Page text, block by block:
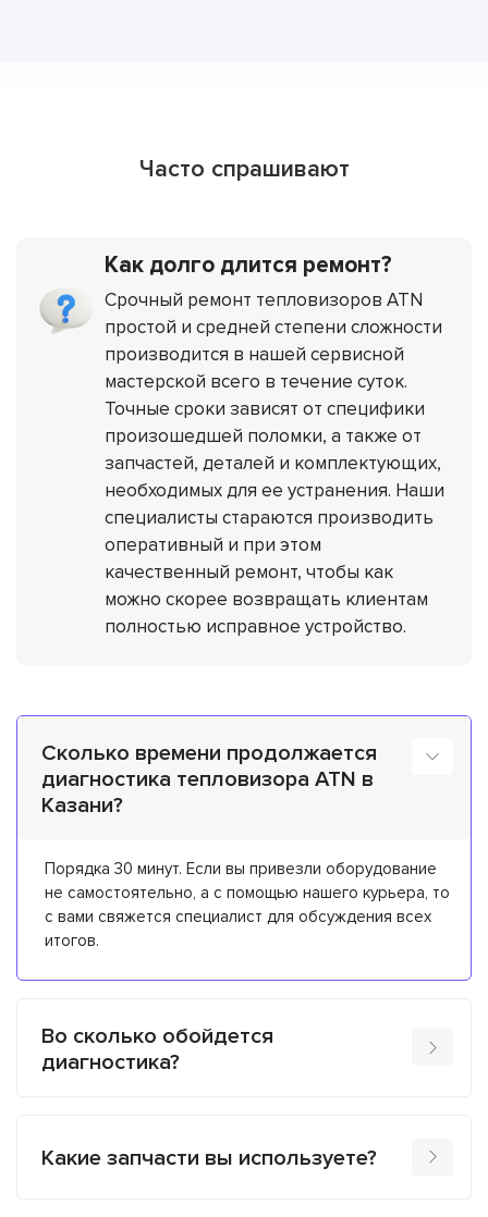
Часто спрашивают
Как долго длится ремонт?
Срочный ремонт тепловизоров ATN
простой и средней степени сложности
производится в нашей сервисной
мастерской всего в течение суток.
Точные сроки зависят от специфики
произошедшей поломки, а также от
запчастей, деталей и комплектующих,
необходимых для ее устранения. Наши
специалисты стараются производить
оперативный и при этом
качественный ремонт, чтобы как
можно скорее возвращать клиентам
полностью исправное устройство.
Сколько времени продолжается
диагностика тепловизора ATN в
Казани?
Порядка 30 минут. Если вы привезли оборудование
не самостоятельно, а с помощью нашего курьера, то
с вами свяжется специалист для обсуждения всех
итогов.
Во сколько обойдется
диагностика?
Какие запчасти вы используете?